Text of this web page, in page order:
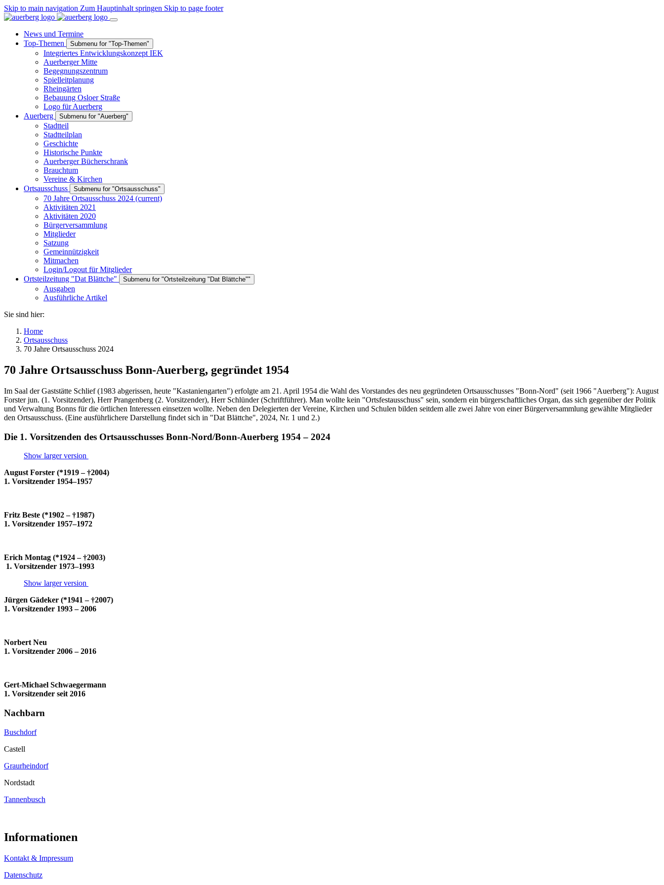
Skip to main navigation Zum Hauptinhalt springen Skip to page footer
News und Termine
Top-Themen
Submenu for "Top-Themen"
Integriertes Entwicklungskonzept IEK
Auerberger Mitte
Begegnungszentrum
Spielleitplanung
Rheingärten
Bebauung Osloer Straße
Logo für Auerberg
Auerberg
Submenu for "Auerberg"
Stadtteil
Stadtteilplan
Geschichte
Historische Punkte
Auerberger Bücherschrank
Brauchtum
Vereine & Kirchen
Ortsausschuss
Submenu for "Ortsausschuss"
70 Jahre Ortsausschuss 2024 (current)
Aktivitäten 2021
Aktivitäten 2020
Bürgerversammlung
Mitglieder
Satzung
Gemeinnützigkeit
Mitmachen
Login/Logout für Mitglieder
Ortsteilzeitung "Dat Blättche"
Submenu for "Ortsteilzeitung "Dat Blättche""
Ausgaben
Ausführliche Artikel
Sie sind hier:
Home
Ortsausschuss
70 Jahre Ortsausschuss 2024
70 Jahre Ortsausschuss Bonn-Auerberg, gegründet 1954
Im Saal der Gaststätte Schlief (1983 abgerissen, heute "Kastaniengarten") erfolgte am 21. April 1954 die Wahl des Vorstandes des neu gegründeten Ortsausschusses "Bonn-Nord" (seit 1966 "Auerberg"): August
Forster jun. (1. Vorsitzender), Herr Prangenberg (2. Vorsitzender), Herr Schlünder (Schriftführer). Man wollte kein "Ortsfestausschuss" sein, sondern ein bürgerschaftliches Organ, das sich gegenüber der Politik
und Verwaltung Bonns für die örtlichen Interessen einsetzen wollte. Neben den Delegierten der Vereine, Kirchen und Schulen bilden seitdem alle zwei Jahre von einer Bürgerversammlung gewählte Mitglieder
den Ortsausschuss. (Eine ausführlichere Darstellung findet sich in "Dat Blättche", 2024, Nr. 1 und 2.)
Die 1. Vorsitzenden des Ortsausschusses Bonn-Nord/Bonn-Auerberg 1954 – 2024
Show larger version
August Forster (*1919 – †2004)
1. Vorsitzender 1954–1957
Fritz Beste (*1902 – †1987)
1. Vorsitzender 1957–1972
Erich Montag (*1924 – †2003)
1. Vorsitzender 1973–1993
Show larger version
Jürgen Gädeker (*1941 – †2007)
1. Vorsitzender 1993 – 2006
Norbert Neu
1. Vorsitzender 2006 – 2016
Gert-Michael Schwaegermann
1. Vorsitzender seit 2016
Nachbarn
Buschdorf
Castell
Graurheindorf
Nordstadt
Tannenbusch
Informationen
Kontakt & Impressum
Datenschutz